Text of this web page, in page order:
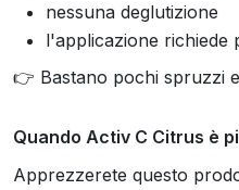
nessuna deglutizione
l'applicazione richiede
👉 Bastano pochi spruzzi
Quando Activ C Citrus è
Apprezzerete questo